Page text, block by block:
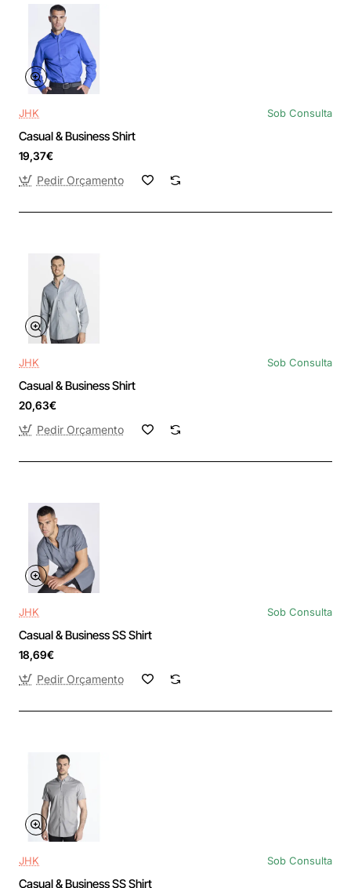
JHK Sob Consulta
Casual & Business Shirt
19,37€
Pedir Orçamento
JHK Sob Consulta
Casual & Business Shirt
20,63€
Pedir Orçamento
JHK Sob Consulta
Casual & Business SS Shirt
18,69€
Pedir Orçamento
JHK Sob Consulta
Casual & Business SS Shirt